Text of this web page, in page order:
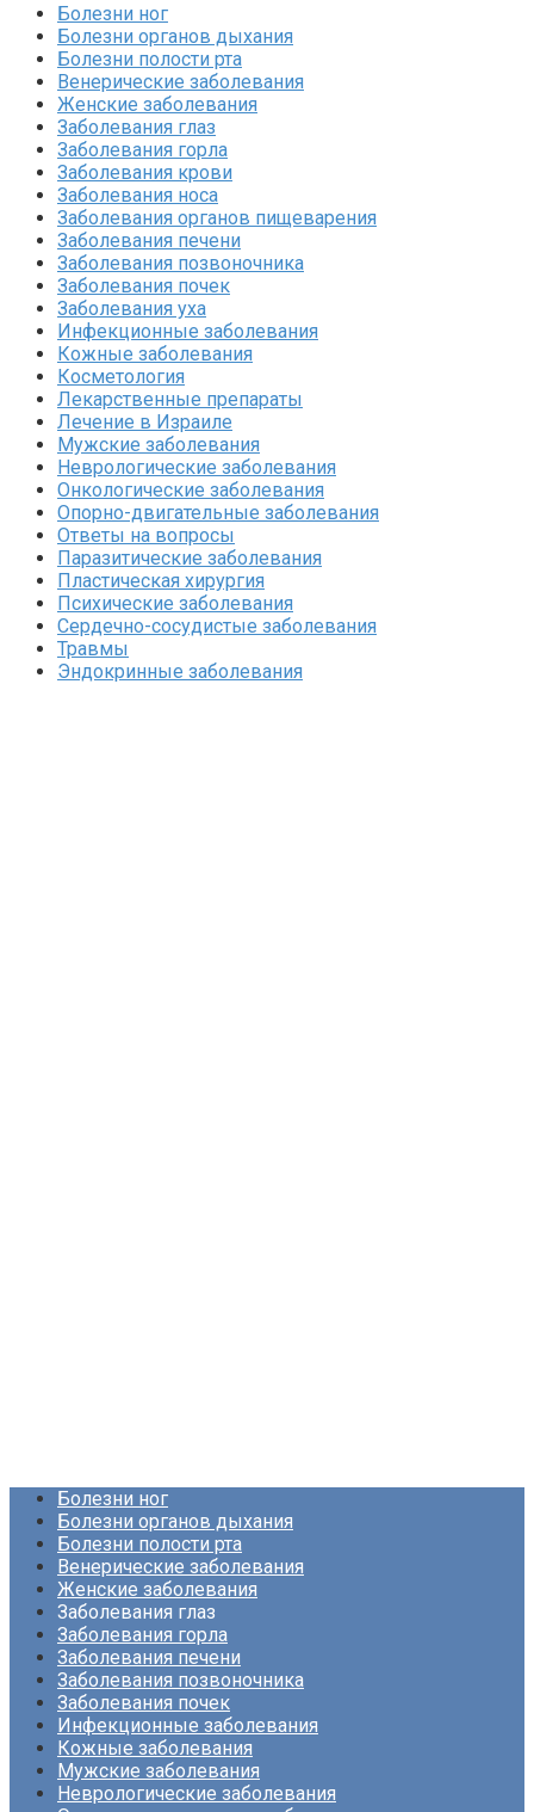
Болезни ног
Болезни органов дыхания
Болезни полости рта
Венерические заболевания
Женские заболевания
Заболевания глаз
Заболевания горла
Заболевания крови
Заболевания носа
Заболевания органов пищеварения
Заболевания печени
Заболевания позвоночника
Заболевания почек
Заболевания уха
Инфекционные заболевания
Кожные заболевания
Косметология
Лекарственные препараты
Лечение в Израиле
Мужские заболевания
Неврологические заболевания
Онкологические заболевания
Опорно-двигательные заболевания
Ответы на вопросы
Паразитические заболевания
Пластическая хирургия
Психические заболевания
Сердечно-сосудистые заболевания
Травмы
Эндокринные заболевания
Болезни ног
Болезни органов дыхания
Болезни полости рта
Венерические заболевания
Женские заболевания
Заболевания глаз
Заболевания горла
Заболевания печени
Заболевания позвоночника
Заболевания почек
Инфекционные заболевания
Кожные заболевания
Мужские заболевания
Неврологические заболевания